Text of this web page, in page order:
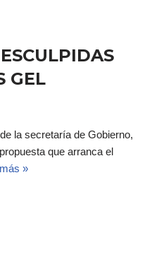
GEL
la secretaría de Gobierno,
que arranca el
»